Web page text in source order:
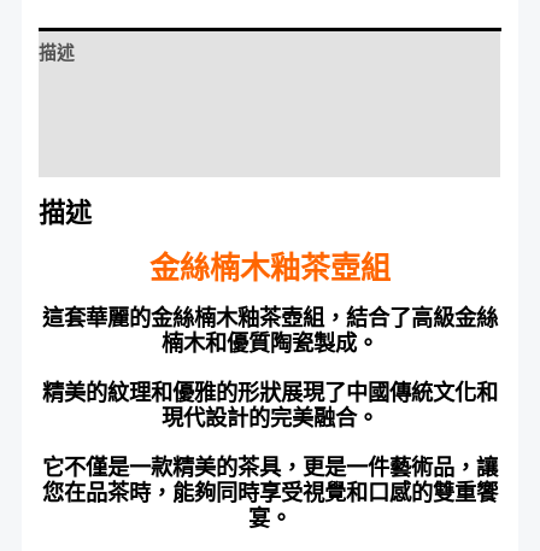
描述
描述
金絲楠木釉茶壺組
這套華麗的金絲楠木釉茶壺組，結合了高級金絲
楠木和優質陶瓷製成。
精美的紋理和優雅的形狀展現了中國傳統文化和
現代設計的完美融合。
它不僅是一款精美的茶具，更是一件藝術品，讓
您在品茶時，能夠同時享受視覺和口感的雙重饗
宴。